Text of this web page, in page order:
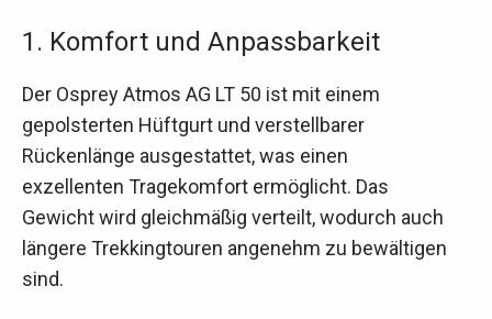
1. Komfort und Anpassbarkeit
Der Osprey Atmos AG LT 50 ist mit einem
gepolsterten Hüftgurt und verstellbarer
Rückenlänge ausgestattet, was einen
exzellenten Tragekomfort ermöglicht. Das
Gewicht wird gleichmäßig verteilt, wodurch auch
längere Trekkingtouren angenehm zu bewältigen
sind.